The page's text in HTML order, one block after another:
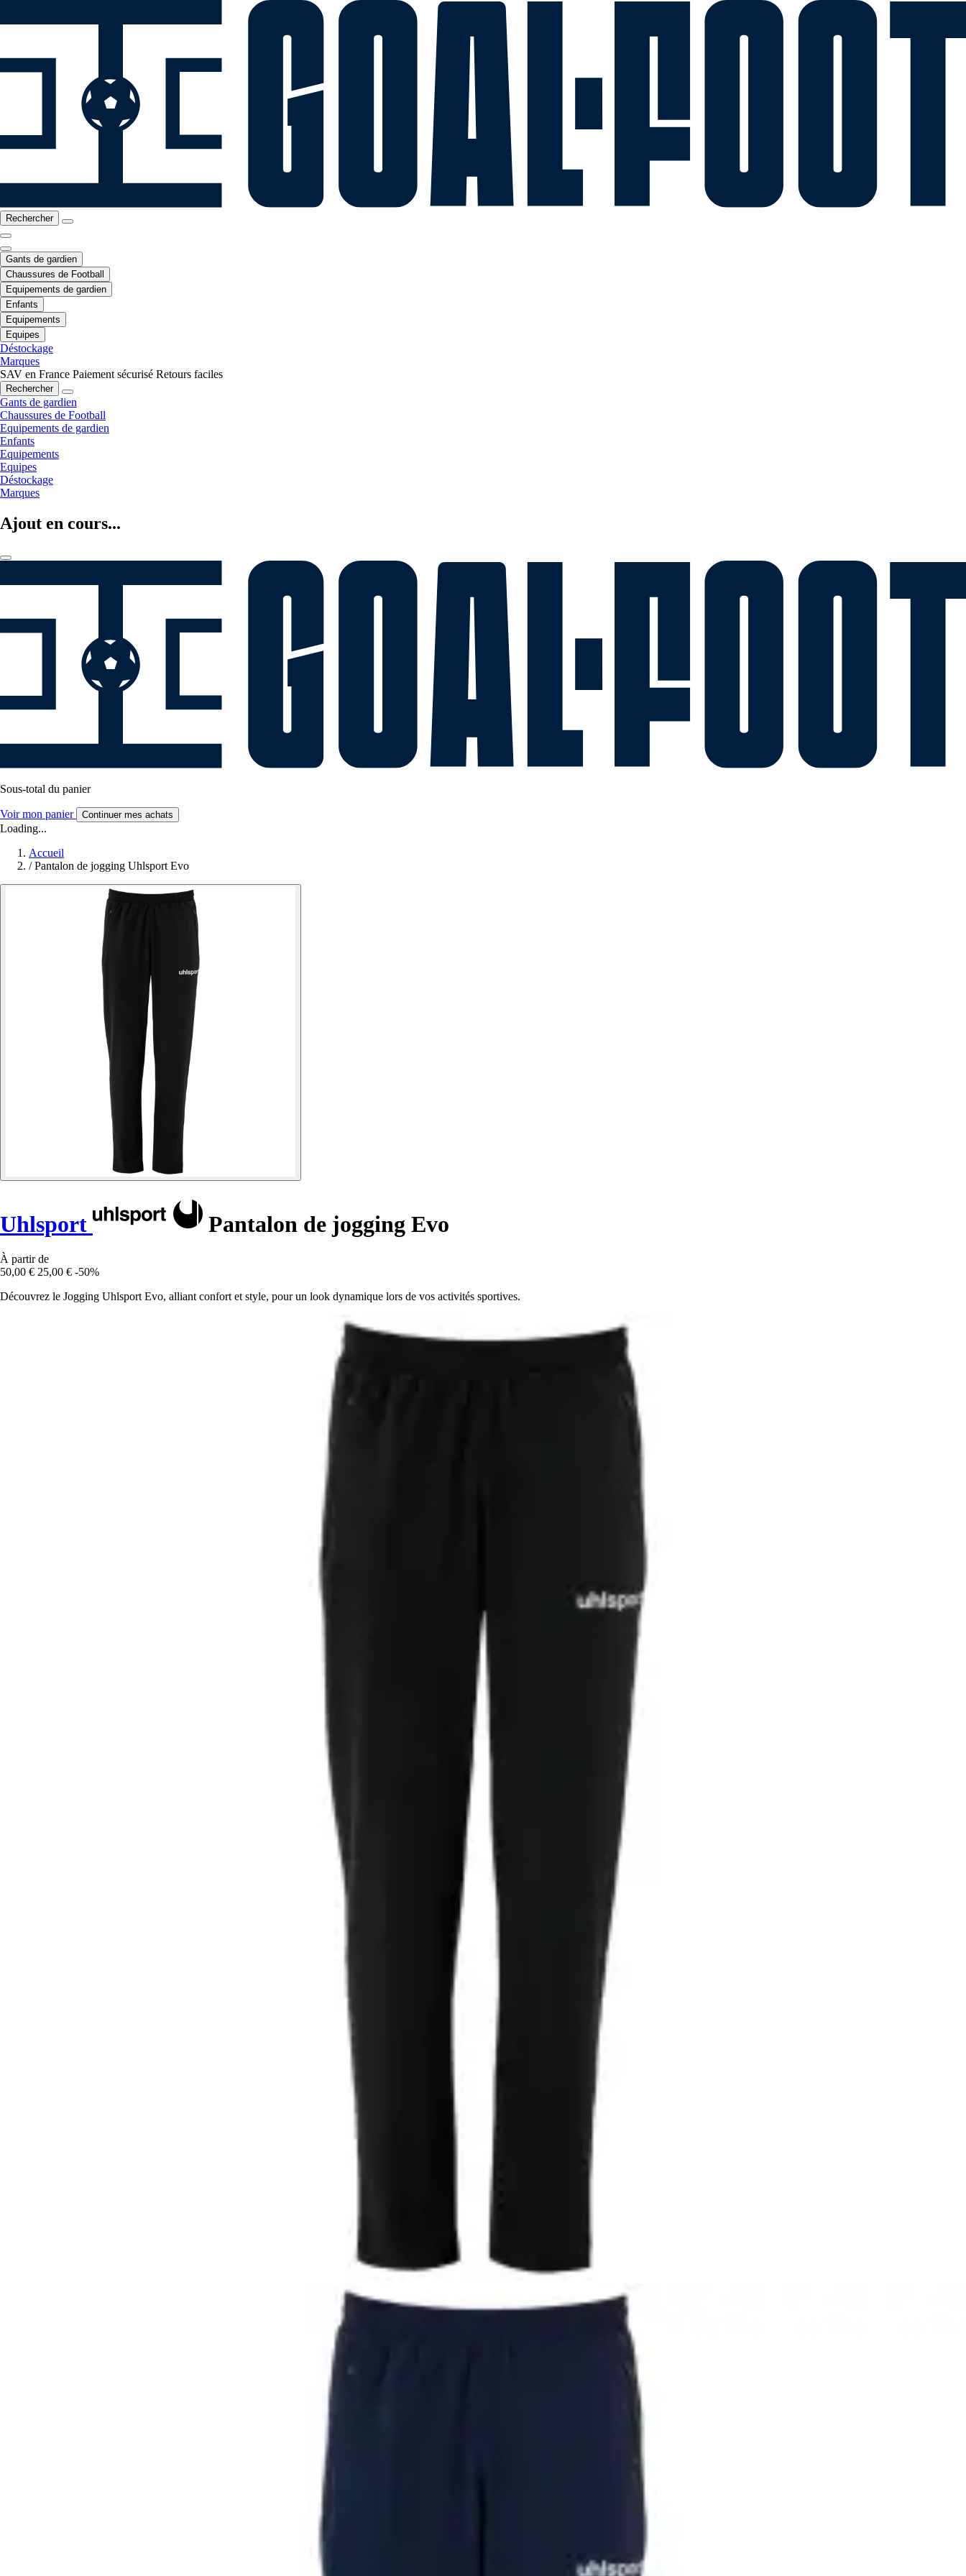
Rechercher
Gants de gardien
Chaussures de Football
Equipements de gardien
Enfants
Equipements
Equipes
Déstockage
Marques
SAV en France Paiement sécurisé Retours faciles
Rechercher
Gants de gardien
Chaussures de Football
Equipements de gardien
Enfants
Equipements
Equipes
Déstockage
Marques
Ajout en cours...
Sous-total du panier
Voir mon panier Continuer mes achats
Loading...
Accueil
/ Pantalon de jogging Uhlsport Evo
Uhlsport Pantalon de jogging Evo
À partir de
50,00 € 25,00 € -50%
Découvrez le Jogging Uhlsport Evo, alliant confort et style, pour un look dynamique lors de vos activités sportives.